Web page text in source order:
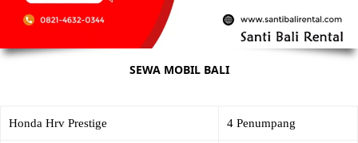
SEWA MOBIL BALI
Honda Hrv Prestige 4 Penumpang